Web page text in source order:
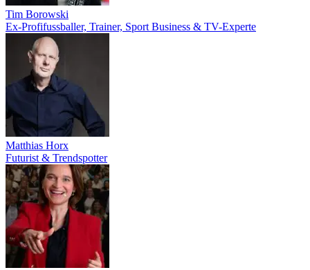
Tim Borowski
Ex-Profifussballer, Trainer, Sport Business & TV-Experte
Matthias Horx
Futurist & Trendspotter